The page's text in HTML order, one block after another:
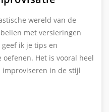
wereld van de
met versieringen
ik je tips en
Het is vooral heel
in de stijl